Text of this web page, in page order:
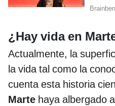
¿Hay vida en
Actualmente, la
la vida tal como la
cuenta esta historia
Marte haya albergado